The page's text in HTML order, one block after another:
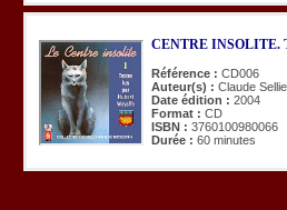
CENTRE INSOLITE.
Référence : CD006
Auteur(s) : Claude
Date édition : 2004
Format : CD
ISBN : 3760100980066
Durée : 60 minutes